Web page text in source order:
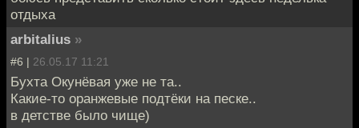
отдыха
arbitalius »
#6 | 26.05.17 11:21
Бухта Окунёвая уже не та..
Какие-то оранжевые подтёки на песке..
в детстве было чище)